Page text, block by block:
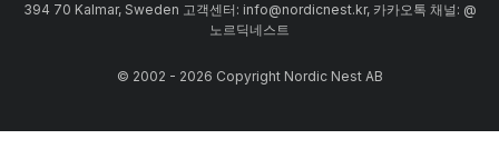
394 70 Kalmar, Sweden 고객센터: info@nordicnest.kr, 카카오톡 채널: @
노르딕네스트
© 2002 - 2026 Copyright Nordic Nest AB